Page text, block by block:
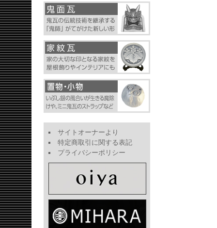
サイトオーナーより
特定商取引に関する表記
プライバシーポリシー